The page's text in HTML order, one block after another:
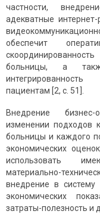
частности,
адекватные
обеспечит
больницы, а
пациентам [2, с. 51].
Внедрение бизнес-
изменении подходов
больницы и каждого
экономических
использовать
материально-
внедрение в систему
экономических
затраты-полезность и